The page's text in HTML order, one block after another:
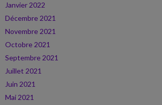
Janvier 2022
Décembre 2021
Novembre 2021
Octobre 2021
Septembre 2021
Juillet 2021
Juin 2021
Mai 2021